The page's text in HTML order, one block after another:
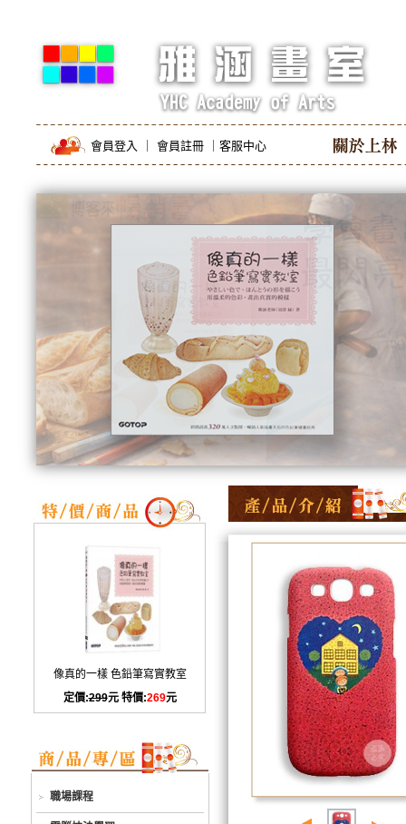
會員登入 會員註冊 客服中心
像真的一樣 色鉛筆寫實教室
定價:299元 特價:269元
職場課程